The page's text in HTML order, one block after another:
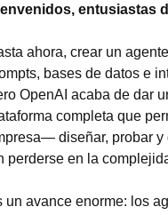
entusiastas
ahora, crear un
bases de datos e
OpenAI acaba de dar
completa que
diseñar, probar y
perderse en la
un avance enorme: los